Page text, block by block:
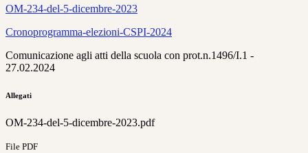
OM-234-del-5-dicembre-2023
Cronoprogramma-elezioni-CSPI-2024
Comunicazione agli atti della scuola con prot.n.1496/I.1 -
27.02.2024
Allegati
OM-234-del-5-dicembre-2023.pdf
File PDF